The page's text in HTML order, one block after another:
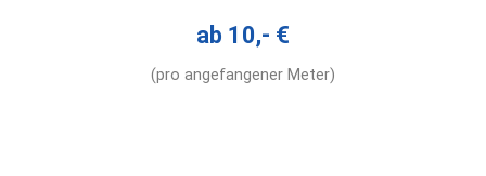
ab 10,- €
(pro angefangener Meter)